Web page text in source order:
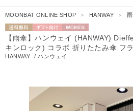
MOONBAT ONLINE SHOP ＞ HANWAY ＞
送料無料
ギフト向
け
WOMEN
【雨傘】ハンウェイ (HANWAY)
キンロック) コラボ 折りたたみ傘 フ
HANWAY /ハンウェイ